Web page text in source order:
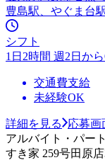
豊島駅、やぐま台
シフト
1日2時間 週2日か
交通費支給
未経験OK
詳細を見る
応募画
アルバイト・パート
すき家 259号田原